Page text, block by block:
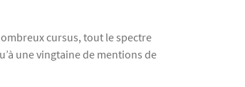
cursus, tout le spectre
une vingtaine de mentions de